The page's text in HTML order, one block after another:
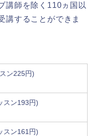
講師を除く110ヵ国以
講することができま
ン225円)
スン193円)
スン161円)